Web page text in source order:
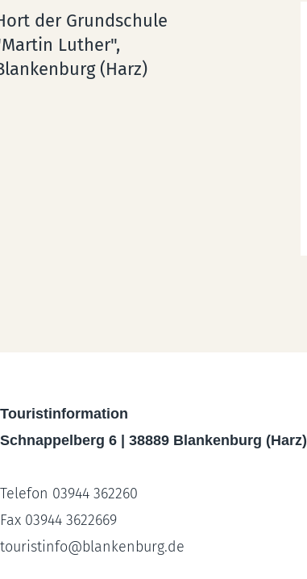
der Grundschule
Luther",
(Harz)
Touristinformation
Schnappelberg 6 | 38889 Blankenburg (Harz)
Telefon 03944 362260
Fax 03944 3622669
touristinfo@blankenburg.de